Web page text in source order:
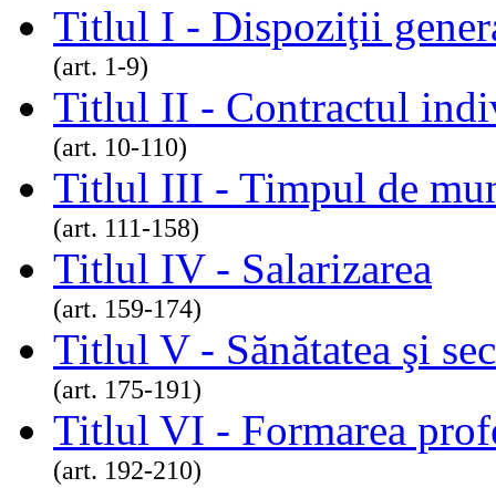
Titlul I - Dispoziţii
(art. 1-9)
Titlul II - Contractul
(art. 10-110)
Titlul III - Timpul de
(art. 111-158)
Titlul IV - Salarizarea
(art. 159-174)
Titlul V - Sănătatea şi
(art. 175-191)
Titlul VI - Formarea
(art. 192-210)